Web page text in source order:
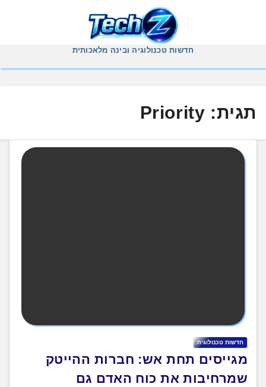
חדשות טכנולוגיה ובינה מלאכותית
תגית: Priority
חדשות טכנולוגיה
מגייסים תחת אש: חברות ההייטק
שמרחיבות את כוח האדם גם